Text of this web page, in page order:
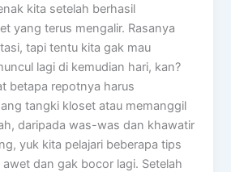
kita setelah berhasil
yang terus mengalir. Rasanya
tapi tentu kita gak mau
lagi di kemudian hari, kan?
betapa repotnya harus
tangki kloset atau memanggil
daripada was-was dan khawatir
yuk kita pelajari beberapa tips
dan gak bocor lagi. Setelah